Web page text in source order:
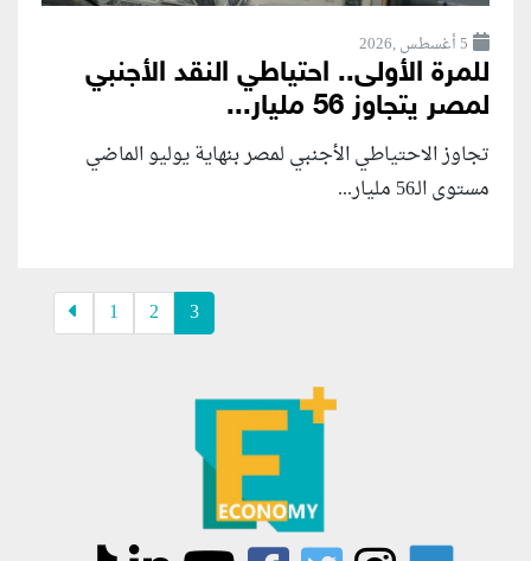
5 أغسطس ,2026
للمرة الأولى.. احتياطي النقد الأجنبي
لمصر يتجاوز 56 مليار...
تجاوز الاحتياطي الأجنبي لمصر بنهاية يوليو الماضي
مستوى الـ56 مليار...
1 2 3